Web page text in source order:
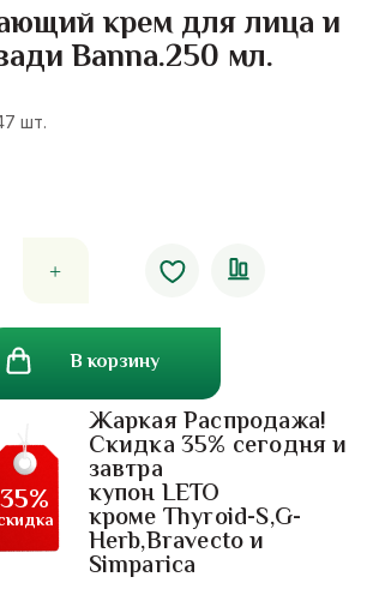
крем для лица и
Banna.250 мл.
шт.
В корзину
Жаркая Распродажа!
Скидка 35% сегодня и
завтра
купон LETO
кроме Thyroid-S,G-
Herb,Bravecto и
Simparica
35%